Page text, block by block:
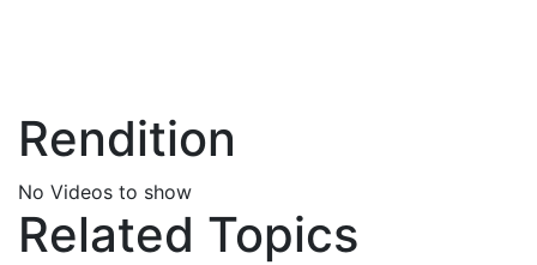
Rendition
No Videos to show
Related Topics